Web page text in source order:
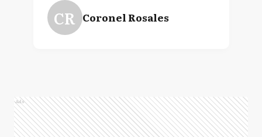
CR Coronel Rosales
Ads